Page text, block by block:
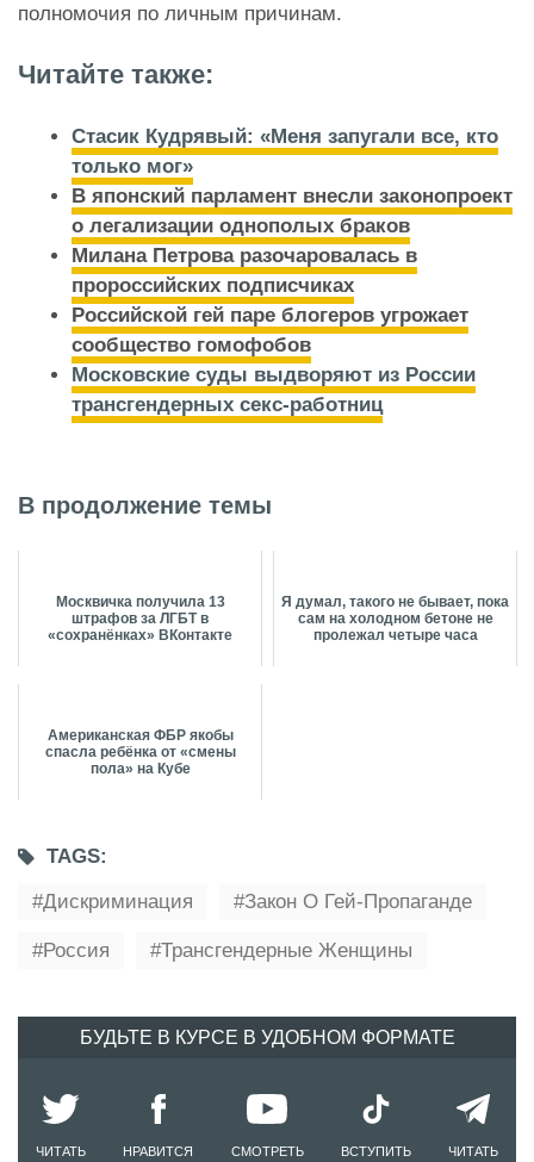
полномочия по личным причинам.
Читайте также:
Стасик Кудрявый: «Меня запугали все, кто
только мог»
В японский парламент внесли законопроект
о легализации однополых браков
Милана Петрова разочаровалась в
пророссийских подписчиках
Российской гей паре блогеров угрожает
сообщество гомофобов
Московские суды выдворяют из России
трансгендерных секс‑работниц
В продолжение темы
Москвичка получила 13
штрафов за ЛГБТ в
«сохранёнках» ВКонтакте
Я думал, такого не бывает, пока
сам на холодном бетоне не
пролежал четыре часа
Американская ФБР якобы
спасла ребёнка от «смены
пола» на Кубе
TAGS:
Дискриминация
Закон О Гей-Пропаганде
Россия Трансгендерные Женщины
БУДЬТЕ В КУРСЕ В УДОБНОМ ФОРМАТЕ
ЧИТАТЬ НРАВИТСЯ СМОТРЕТЬ ВСТУПИТЬ ЧИТАТЬ